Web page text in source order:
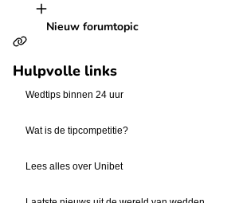
Nieuw forumtopic
Hulpvolle links
Wedtips binnen 24 uur
Wat is de tipcompetitie?
Lees alles over Unibet